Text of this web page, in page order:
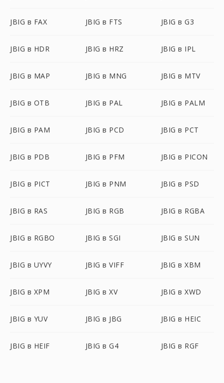
JBIG в FAX JBIG в FTS JBIG в G3
JBIG в HDR JBIG в HRZ JBIG в IPL
JBIG в MAP JBIG в MNG JBIG в MTV
JBIG в OTB JBIG в PAL JBIG в PALM
JBIG в PAM JBIG в PCD JBIG в PCT
JBIG в PDB JBIG в PFM JBIG в PICON
JBIG в PICT JBIG в PNM JBIG в PSD
JBIG в RAS JBIG в RGB JBIG в RGBA
JBIG в RGBO JBIG в SGI JBIG в SUN
JBIG в UYVY JBIG в VIFF JBIG в XBM
JBIG в XPM JBIG в XV JBIG в XWD
JBIG в YUV JBIG в JBG JBIG в HEIC
JBIG в HEIF JBIG в G4 JBIG в RGF